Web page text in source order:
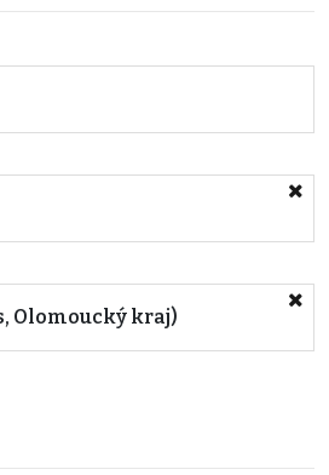
Olomoucký kraj)